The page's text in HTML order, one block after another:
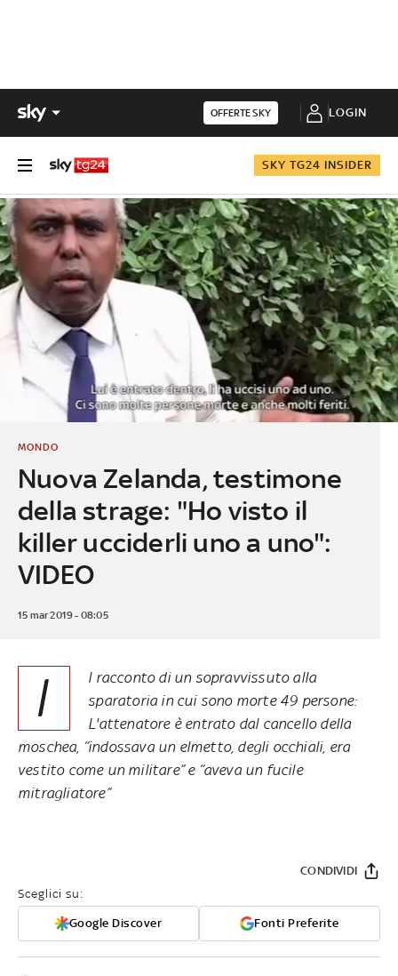
OFFERTE SKY LOGIN
SKY TG24 INSIDER
Nuova Zelanda, testimone
della strage: "Ho visto il
killer ucciderli uno a uno":
VIDEO
MONDO
15 mar 2019 - 08:05
I
l racconto di un sopravvissuto alla
sparatoria in cui sono morte 49 persone:
L'attenatore è entrato dal cancello della
moschea, “indossava un elmetto, degli occhiali, era
vestito come un militare” e “aveva un fucile
mitragliatore”
Sceglici su:
Google Discover Fonti Preferite
CONDIVIDI